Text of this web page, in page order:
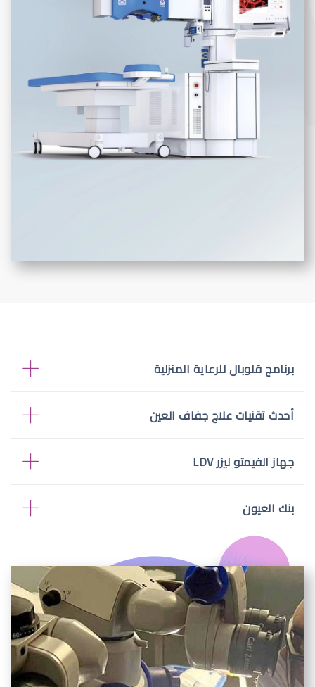
برنامج قلوبال للرعاية المنزلية
أحدث تقنيات علاج جفاف العين
جهاز الفيمتو ليزر LDV
بنك العيون